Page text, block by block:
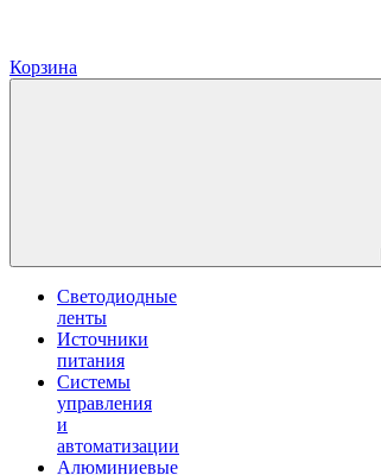
Корзина
Светодиодные
ленты
Источники
питания
Системы
управления
и
автоматизации
Алюминиевые